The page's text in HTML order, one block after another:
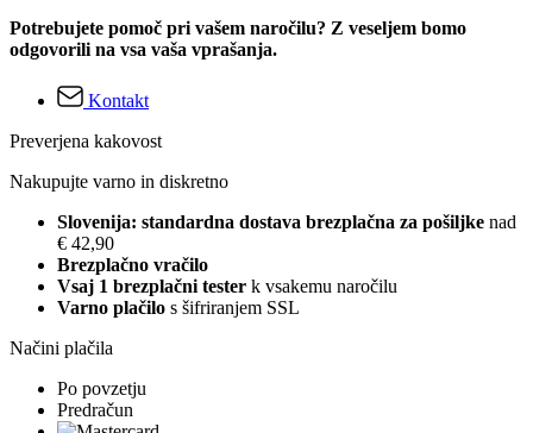
Potrebujete pomoč pri vašem naročilu? Z veseljem bomo
odgovorili na vsa vaša vprašanja.
Kontakt
Preverjena kakovost
Nakupujte varno in diskretno
Slovenija: standardna dostava brezplačna za pošiljke nad
€ 42,90
Brezplačno vračilo
Vsaj 1 brezplačni tester k vsakemu naročilu
Varno plačilo s šifriranjem SSL
Načini plačila
Po povzetju
Predračun